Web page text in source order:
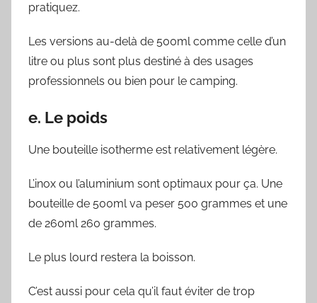
pratiquez.
Les versions au-delà de 500ml comme celle d’un
litre ou plus sont plus destiné à des usages
professionnels ou bien pour le camping.
e. Le poids
Une bouteille isotherme est relativement légère.
L’inox ou l’aluminium sont optimaux pour ça. Une
bouteille de 500ml va peser 500 grammes et une
de 260ml 260 grammes.
Le plus lourd restera la boisson.
C’est aussi pour cela qu’il faut éviter de trop